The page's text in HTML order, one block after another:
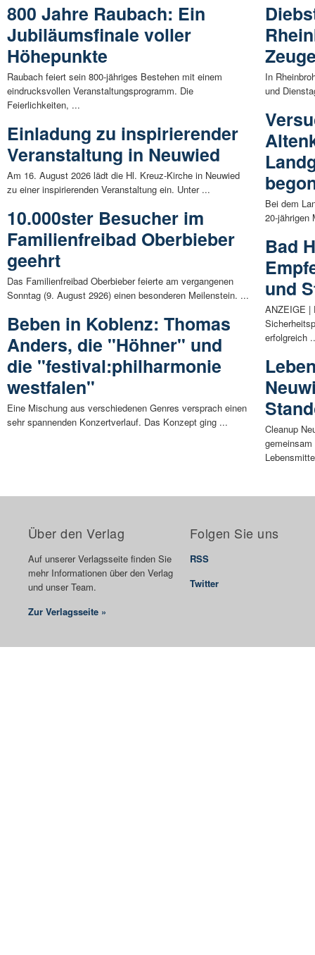
800 Jahre Raubach: Ein
Jubiläumsfinale voller
Höhepunkte
Raubach feiert sein 800-jähriges Bestehen mit einem
eindrucksvollen Veranstaltungsprogramm. Die
Feierlichkeiten, ...
Einladung zu inspirierender
Veranstaltung in Neuwied
Am 16. August 2026 lädt die Hl. Kreuz-Kirche in Neuwied
zu einer inspirierenden Veranstaltung ein. Unter ...
10.000ster Besucher im
Familienfreibad Oberbieber
geehrt
Das Familienfreibad Oberbieber feierte am vergangenen
Sonntag (9. August 2926) einen besonderen Meilenstein. ...
Beben in Koblenz: Thomas
Anders, die "Höhner" und
die "festival:philharmonie
westfalen"
Eine Mischung aus verschiedenen Genres versprach einen
sehr spannenden Konzertverlauf. Das Konzept ging ...
In
und
Bei dem
20-jährigen
Bad
und
ANZEIGE |
erfolgreich
Cleanup
Über den Verlag
Auf unserer Verlagsseite finden Sie
mehr Informationen über den Verlag
und unser Team.
Zur Verlagsseite »
Folgen Sie uns
RSS
Twitter